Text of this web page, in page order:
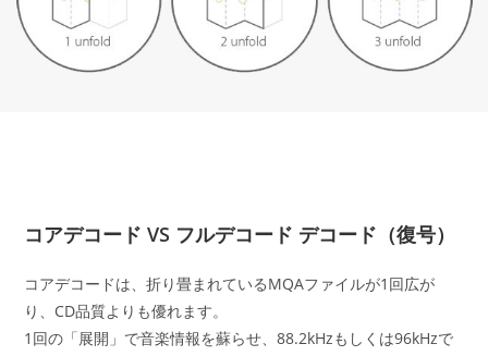
コアデコード VS フルデコード デコード（復号）
コアデコードは、折り畳まれているMQAファイルが1回広が
り、CD品質よりも優れます。
1回の「展開」で音楽情報を蘇らせ、88.2kHzもしくは96kHzで